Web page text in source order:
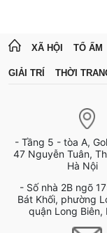
XÃ HỘI TỔ ẤM
GIẢI TRÍ THỜI
- Tầng 5 - tòa A,
47 Nguyễn Tuân,
Hà Nội
- Số nhà 2B ngõ
Bát Khối, phường
quận Long Biên,